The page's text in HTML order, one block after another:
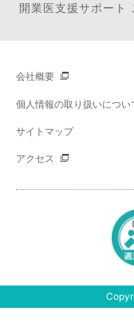
開業医支援サポート
会社概要
個人情報の取り扱いについ
サイトマップ
アクセス